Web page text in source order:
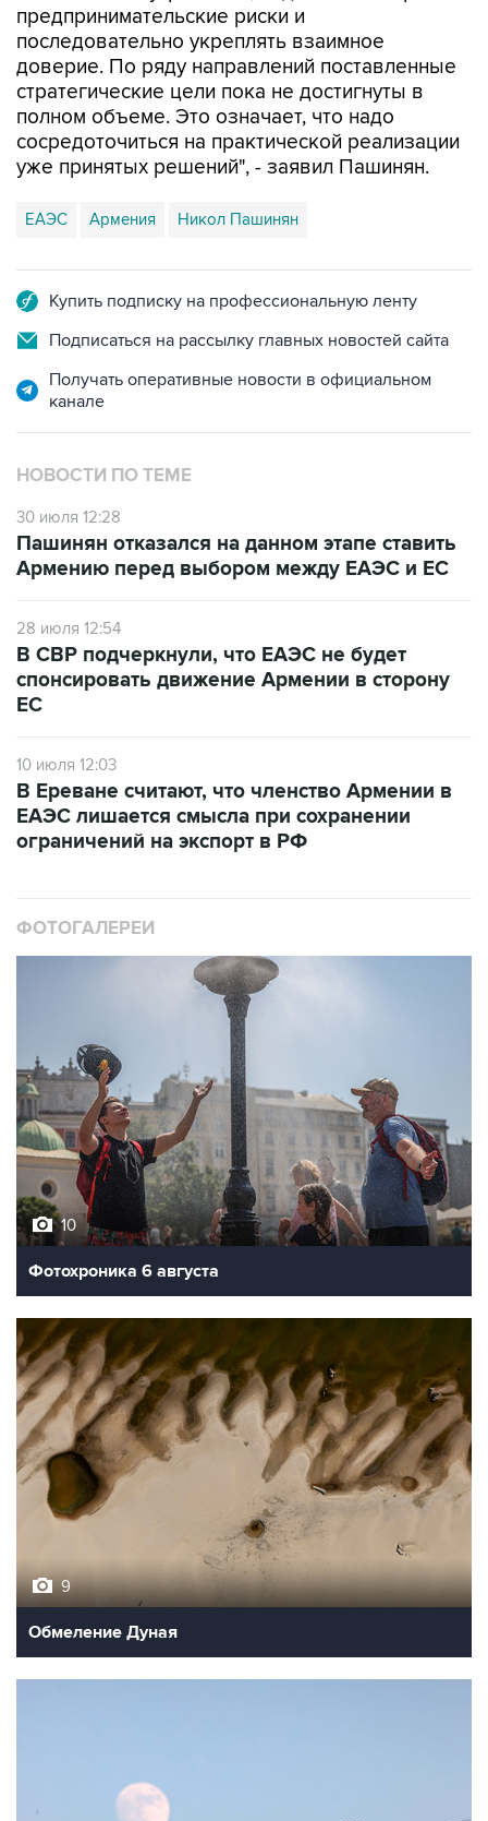
предпринимательские риски и
последовательно укреплять взаимное
доверие. По ряду направлений поставленные
стратегические цели пока не достигнуты в
полном объеме. Это означает, что надо
сосредоточиться на практической реализации
уже принятых решений", - заявил Пашинян.
ЕАЭС Армения Никол Пашинян
Купить подписку на профессиональную ленту
Подписаться на рассылку главных новостей сайта
Получать оперативные новости в официальном
канале
НОВОСТИ ПО ТЕМЕ
30 июля 12:28
Пашинян отказался на данном этапе ставить
Армению перед выбором между ЕАЭС и ЕС
28 июля 12:54
В СВР подчеркнули, что ЕАЭС не будет
спонсировать движение Армении в сторону
ЕС
10 июля 12:03
В Ереване считают, что членство Армении в
ЕАЭС лишается смысла при сохранении
ограничений на экспорт в РФ
ФОТОГАЛЕРЕИ
10
Фотохроника 6 августа
9
Обмеление Дуная